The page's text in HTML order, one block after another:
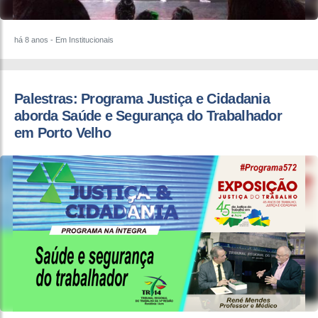
há 8 anos - Em Institucionais
Palestras: Programa Justiça e Cidadania
aborda Saúde e Segurança do Trabalhador
em Porto Velho